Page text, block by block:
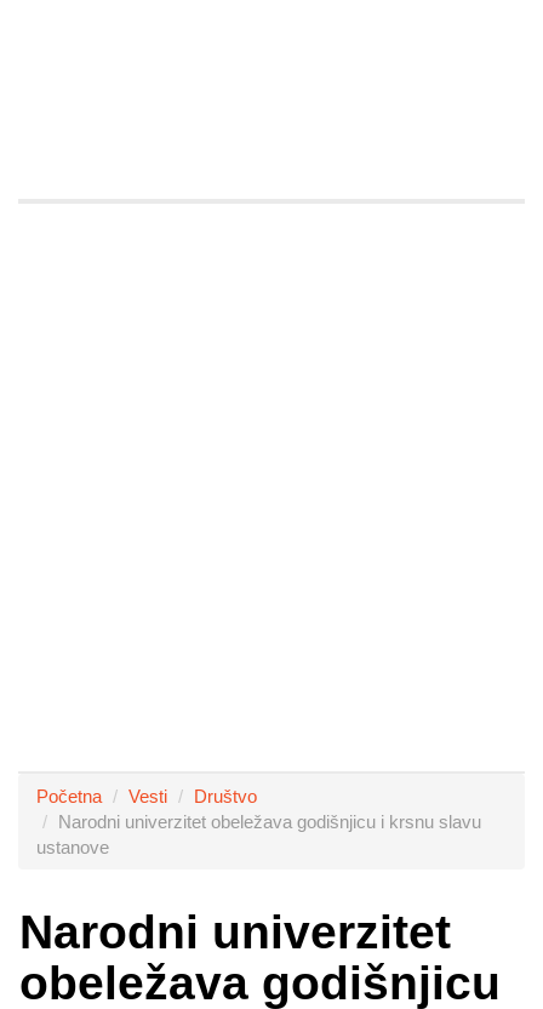
Početna Vesti
Društvo
Narodni univerzitet obeležava godišnjicu i krsnu slavu
ustanove
Narodni univerzitet
obeležava godišnjicu